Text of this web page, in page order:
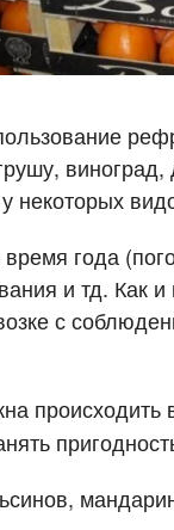
Авиа перевозки
некоторых
года
и тд. Как
с
происходить